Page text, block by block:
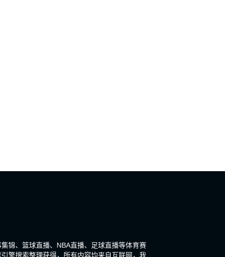
锦、篮球直播、NBA直播、足球直播等体育赛
擎搜索整理获得，所有内容均来自互联网，我